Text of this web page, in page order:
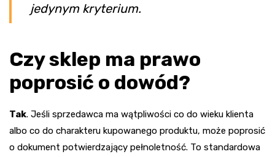
jedynym kryterium.
Czy sklep ma prawo
poprosić o dowód?
Tak. Jeśli sprzedawca ma wątpliwości co do wieku klienta
albo co do charakteru kupowanego produktu, może poprosić
o dokument potwierdzający pełnoletność. To standardowa